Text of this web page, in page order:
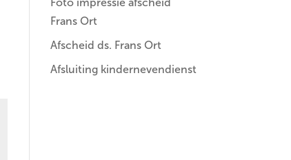
Foto impressie afscheid
Frans Ort
Afscheid ds. Frans Ort
Afsluiting kindernevendienst